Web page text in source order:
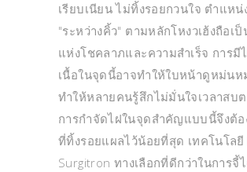
เรียบเนียน ไม่ทิ้งรอยกวนใจ ตำแหน่
"ระหว่างคิ้ว" ตามหลักโหงวเฮ้งถือเ
แห่งโชคลาภและความสำเร็จ การมี
เนื้อในจุดนี้อาจทำให้ใบหน้าดูหม่นห
ทำให้หลายคนรู้สึกไม่มั่นใจเวลาสบ
การกำจัดไฝในจุดสำคัญแบบนี้จึงต้อ
ที่ทิ้งรอยแผลไว้น้อยที่สุด เทคโนโลยี
Surgitron ทางเลือกที่ดีกว่าในการจี้